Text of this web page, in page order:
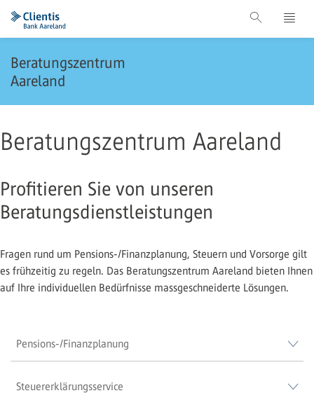
Beratungszentrum
Aareland
Beratungszentrum Aareland
Profitieren Sie von unseren
Beratungsdienstleistungen
Fragen rund um Pensions-/Finanzplanung, Steuern und Vorsorge gilt
es frühzeitig zu regeln. Das Beratungszentrum Aareland bieten Ihnen
auf Ihre individuellen Bedürfnisse massgeschneiderte Lösungen.
Pensions-/Finanzplanung
Steuererklärungsservice